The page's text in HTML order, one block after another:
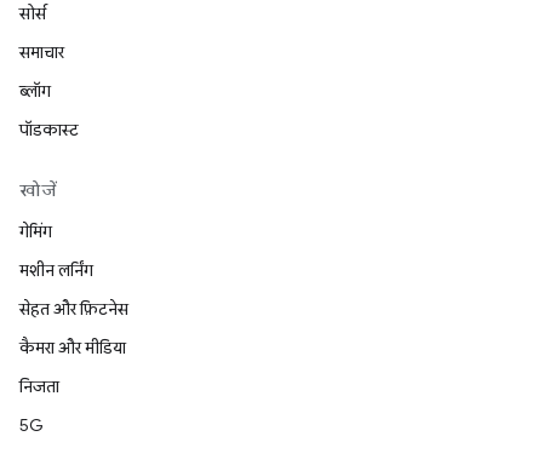
सोर्स
समाचार
ब्लॉग
पॉडकास्ट
खोजें
गेमिंग
मशीन लर्निंग
सेहत और फ़िटनेस
कैमरा और मीडिया
निजता
5G